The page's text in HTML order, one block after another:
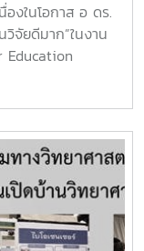
งในโอกาส อ ดร.
จัยดีมาก”ในงาน
Education
ชภัฏอุดรธานี